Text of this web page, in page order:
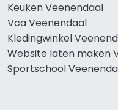
Keuken Veenendaal
Vca Veenendaal
Kledingwinkel
Website laten maken
Sportschool